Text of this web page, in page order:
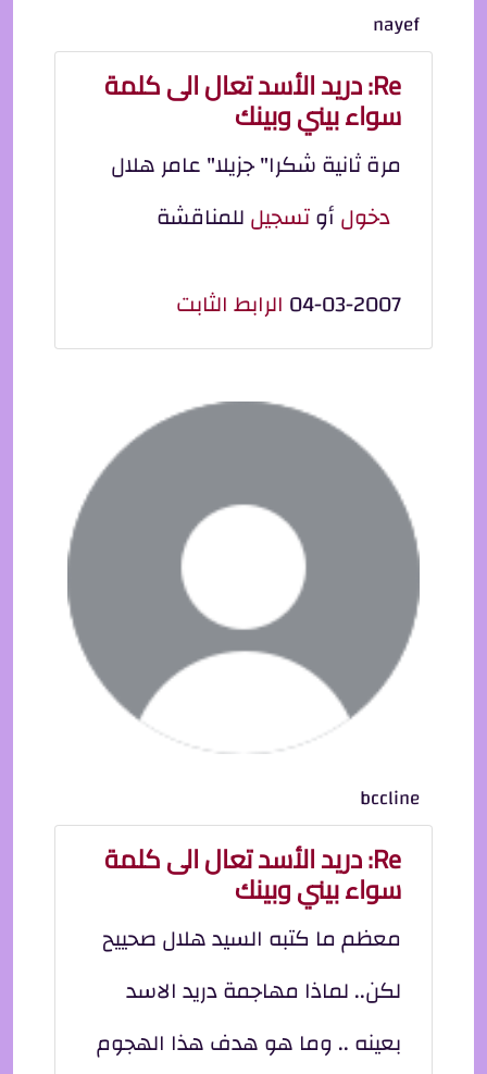
nayef
Re: دريد الأسد تعال الى كلمة
سواء بيني وبينك
مرة ثانية شكرا" جزيلا" عامر هلال
دخولأوتسجيلللمناقشة
04-03-2007 الرابط الثابت
bccline
Re: دريد الأسد تعال الى كلمة
سواء بيني وبينك
معظم ما كتبه السيد هلال صحييح
لكن.. لماذا مهاجمة دريد الاسد
بعينه .. وما هو هدف هذا الهجوم